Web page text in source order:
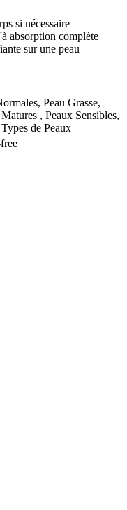
si nécessaire
absorption complète
sur une peau
Peau Grasse,
, Peaux Sensibles,
de Peaux